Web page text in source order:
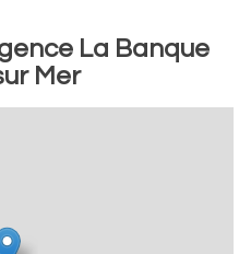
La Banque
Mer